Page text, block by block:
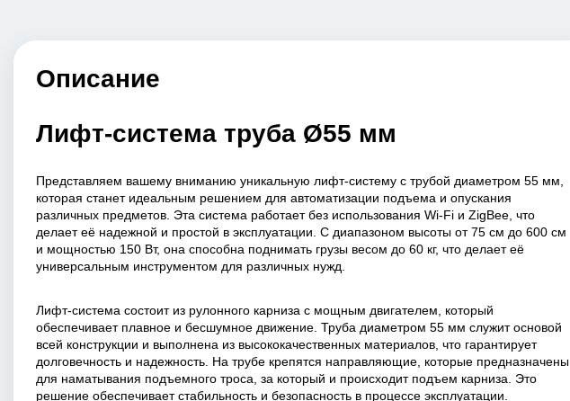
Описание
Лифт-система труба Ø55 мм
Представляем вашему вниманию уникальную лифт-систему с трубой диаметром 55 мм,
которая станет идеальным решением для автоматизации подъема и опускания
различных предметов. Эта система работает без использования Wi-Fi и ZigBee, что
делает её надежной и простой в эксплуатации. С диапазоном высоты от 75 см до 600 см
и мощностью 150 Вт, она способна поднимать грузы весом до 60 кг, что делает её
универсальным инструментом для различных нужд.
Лифт-система состоит из рулонного карниза с мощным двигателем, который
обеспечивает плавное и бесшумное движение. Труба диаметром 55 мм служит основой
всей конструкции и выполнена из высококачественных материалов, что гарантирует
долговечность и надежность. На трубе крепятся направляющие, которые предназначены
для наматывания подъемного троса, за который и происходит подъем карниза. Это
решение обеспечивает стабильность и безопасность в процессе эксплуатации.